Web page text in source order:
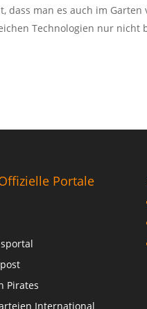
dass man es auch im
Technologien nur nicht
Portale
Pirates
International